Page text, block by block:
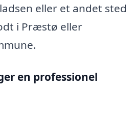
eller et andet sted
i Præstø eller
en professionel